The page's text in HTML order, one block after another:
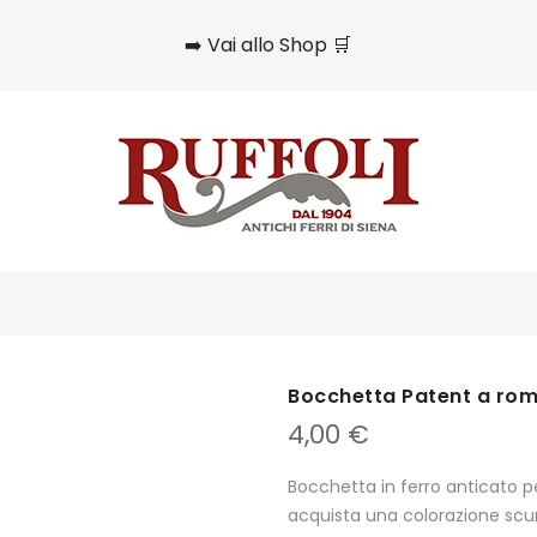
➡️ Vai allo Shop 🛒
Bocchetta Patent a
4,00 €
Bocchetta in ferro anticato
acquista una colorazione